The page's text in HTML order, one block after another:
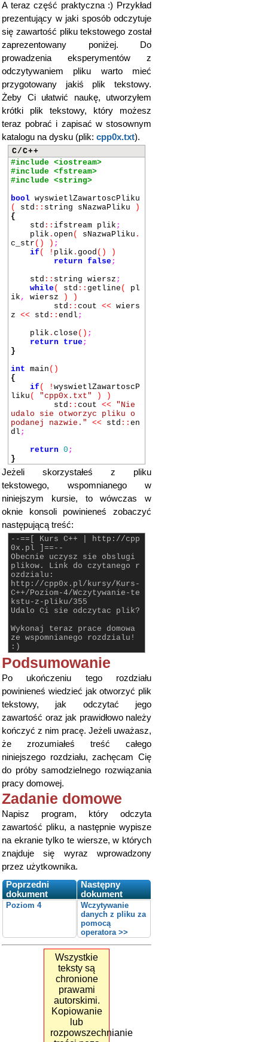
A teraz część praktyczna :) Przykład
prezentujący w jaki sposób odczytuje
się zawartość pliku tekstowego został
zaprezentowany poniżej. Do
prowadzenia eksperymentów z
odczytywaniem pliku warto mieć
przygotowany jakiś plik tekstowy.
Żeby Ci ułatwić naukę, utworzyłem
krótki plik tekstowy, który możesz
teraz pobrać i zapisać w stosownym
katalogu na dysku (plik: cpp0x.txt).
C/C++
#include <iostream>
#include <fstream>
#include <string>
bool wyswietlZawartoscPliku
(
std :: string sNazwaPliku
)
{
std :: ifstream plik ;
plik . open ( sNazwaPliku .
c_str () ) ;
if ( ! plik . good ()
)
return false;
std :: string wiersz ;
while( std :: getline (
pl
ik , wiersz )
)
std :: cout << wiers
z << std :: endl ;
plik . close () ;
return
true;
}
int main ()
{
if ( ! wyswietlZawartoscP
liku ( "cpp0x.txt" )
)
std :: cout <<
"Nie
udalo sie otworzyc pliku o
podanej nazwie."
<< std :: en
dl ;
return 0 ;
}
Jeżeli skorzystałeś z pliku
tekstowego, wspomnianego w
niniejszym kursie, to wówczas w
oknie konsoli powinieneś zobaczyć
następującą treść:
--==[ Kurs C++ | http://cpp
0x.pl ]==--
Obecnie uczysz sie obslugi
plikow. Link do czytanego r
ozdzialu:
http://cpp0x.pl/kursy/Kurs-
C++/Poziom-4/Wczytywanie-te
kstu-z-pliku/355
Udalo Ci sie odczytac plik?
Wykonaj teraz prace domowa
ze wspomnianego rozdzialu!
:)
Podsumowanie
Po ukończeniu tego rozdziału
powinieneś wiedzieć jak otworzyć plik
tekstowy, jak odczytać jego
zawartość oraz jak prawidłowo należy
kończyć z nim pracę. Jeżeli uważasz,
że zrozumiałeś treść całego
niniejszego rozdziału, zachęcam Cię
do próby samodzielnego rozwiązania
pracy domowej.
Zadanie domowe
Napisz program, który odczyta
zawartość pliku, a następnie wypisze
na ekranie tylko te wiersze, w których
znajduje się wyraz wprowadzony
przez użytkownika.
Poprzedni
dokument
Następny
dokument
Poziom 4
Wczytywanie
danych z pliku za
pomocą
operatora >>
Wszystkie
teksty są
chronione
prawami
autorskimi.
Kopiowanie
lub
rozpowszechnianie